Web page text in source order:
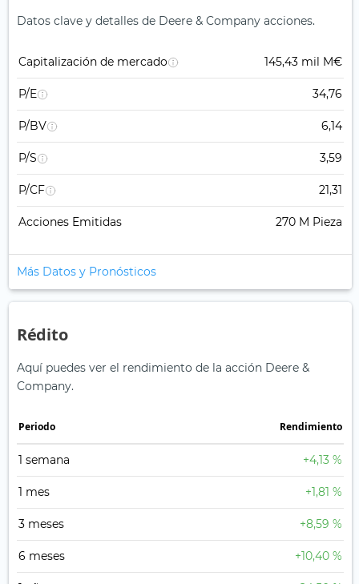
Datos clave y detalles de Deere & Company acciones.
Capitalización de mercado 145,43 mil M€
P/E 34,76
P/BV 6,14
P/S 3,59
P/CF 21,31
Acciones Emitidas 270 M Pieza
Más Datos y Pronósticos
Rédito
Aquí puedes ver el rendimiento de la acción Deere &
Company.
Periodo Rendimiento
1 semana +4,13 %
1 mes +1,81 %
3 meses +8,59 %
6 meses +10,40 %